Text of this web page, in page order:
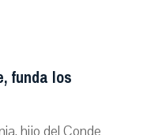
funda los
hijo del Conde